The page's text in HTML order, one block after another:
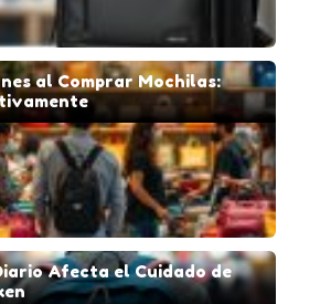
al Comprar Mochilas:
Afecta el Cuidado de